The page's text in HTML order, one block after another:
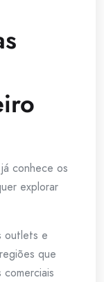
conhece os
explorar
outlets e
que